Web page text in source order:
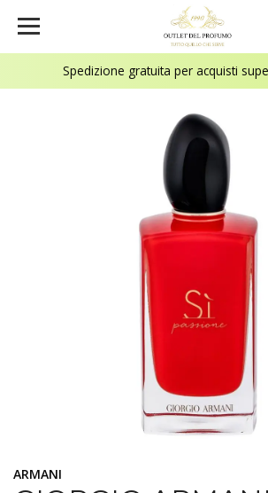
Spedizione gratuita per acquisti
ARMANI